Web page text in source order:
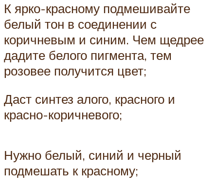
К ярко-красному подмешивайте
белый тон в соединении с
коричневым и синим. Чем щедрее
дадите белого пигмента, тем
розовее получится цвет;
Даст синтез алого, красного и
красно-коричневого;
Нужно белый, синий и черный
подмешать к красному;